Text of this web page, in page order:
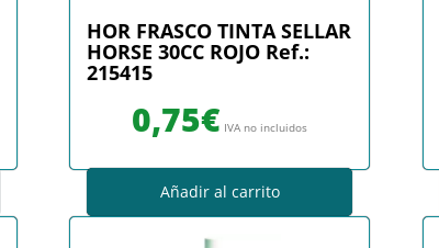
HOR FRASCO TINTA SELLAR
HORSE 30CC ROJO Ref.:
215415
0,75€ IVA no incluidos
Añadir al carrito